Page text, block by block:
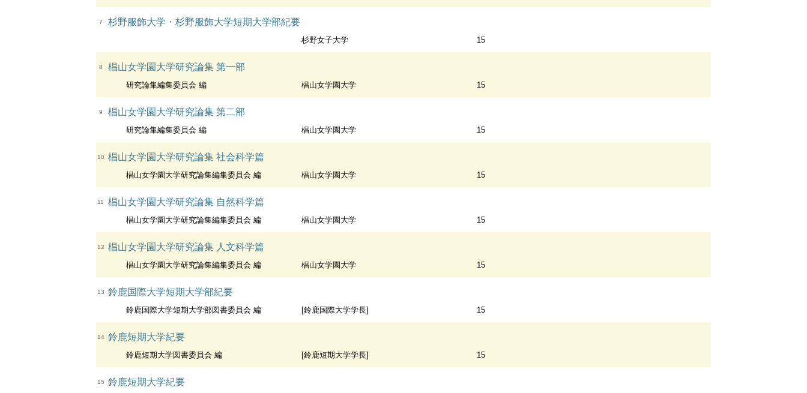
7 杉野服飾大学・杉野服飾大学短期大学部紀要
杉野女子大学 15
8 椙山女学園大学研究論集 第一部
研究論集編集委員会 編 椙山女学園大学 15
9 椙山女学園大学研究論集 第二部
研究論集編集委員会 編 椙山女学園大学 15
10 椙山女学園大学研究論集 社会科学篇
椙山女学園大学研究論集編集委員会 編 椙山女学園大学 15
11 椙山女学園大学研究論集 自然科学篇
椙山女学園大学研究論集編集委員会 編 椙山女学園大学 15
12 椙山女学園大学研究論集 人文科学篇
椙山女学園大学研究論集編集委員会 編 椙山女学園大学 15
13 鈴鹿国際大学短期大学部紀要
鈴鹿国際大学短期大学部図書委員会 編 [鈴鹿国際大学学長] 15
14 鈴鹿短期大学紀要
鈴鹿短期大学図書委員会 編 [鈴鹿短期大学学長] 15
15 鈴鹿短期大学紀要